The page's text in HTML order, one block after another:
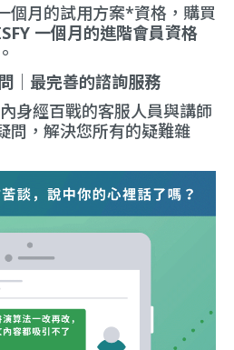
個月的試用方案*資格，購買
一個月的進階會員資格
最完善的諮詢服務
身經百戰的客服人員與講師
問，解決您所有的疑難雜